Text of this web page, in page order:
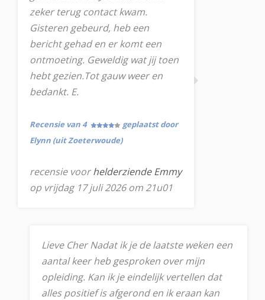
zeker terug contact kwam.
Gisteren gebeurd, heb een
bericht gehad en er komt een
ontmoeting. Geweldig wat jij toen
hebt gezien.Tot gauw weer en
bedankt. E.
Recensie van 4
geplaatst door
Elynn (uit Zoeterwoude)
recensie voorhelderziende Emmy
op vrijdag 17 juli 2026 om 21u01
Lieve Cher Nadat ik je de laatste weken een
aantal keer heb gesproken over mijn
opleiding. Kan ik je eindelijk vertellen dat
alles positief is afgerond en ik eraan kan